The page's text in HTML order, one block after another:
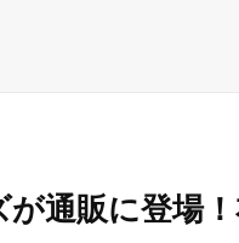
が通販に登場